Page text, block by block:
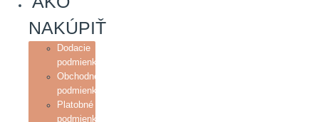
NAKÚPIŤ
Dodacie
podmienky
Obchodné
podmienky
Platobné
podmienky